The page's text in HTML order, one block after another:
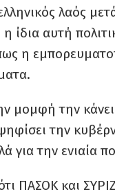
λαός
ίδια αυτή
η
μομφή την
την
για την ενιαία
ΠΑΣΟΚ και